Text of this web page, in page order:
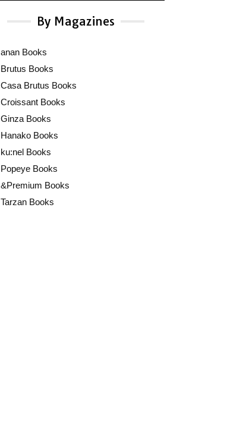
By Magazines
anan Books
Brutus Books
Casa Brutus Books
Croissant Books
Ginza Books
Hanako Books
ku:nel Books
Popeye Books
&Premium Books
Tarzan Books